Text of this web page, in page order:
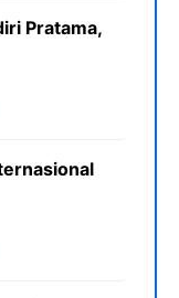
Pratama,